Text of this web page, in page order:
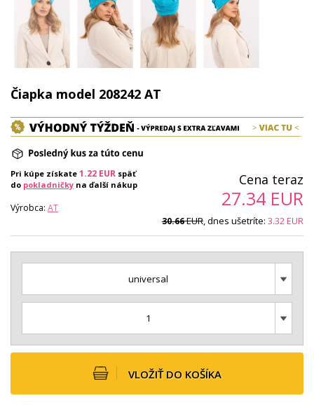
Čiapka model 208242 AT
Pri kúpe získate 1.22 EUR späť
do pokladničky na ďalší nákup
Výrobca: AT
Cena teraz
27.34 EUR
30.66EUR, dnes ušetríte: 3.32EUR
universal
1
VLOŽIŤ DO KOŠÍKA